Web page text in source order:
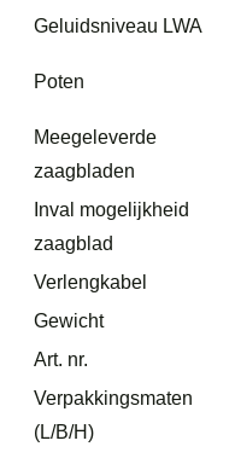
Geluidsniveau LWA
Poten
Meegeleverde
zaagbladen
Inval mogelijkheid
zaagblad
Verlengkabel
Gewicht
Art. nr.
Verpakkingsmaten
(L/B/H)